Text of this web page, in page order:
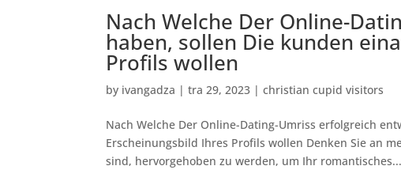
Nach Welche Der Online-
haben, sollen Die kunden
Profils wollen
by ivangadza |tra 29, 2023 |christian cupid visitors
Nach Welche Der Online-Dating-Umriss erfolgreich
Erscheinungsbild Ihres Profils wollen Denken Sie an
sind, hervorgehoben zu werden, um Ihr romantisches...